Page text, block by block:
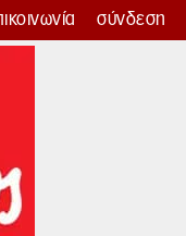
σύνδεση